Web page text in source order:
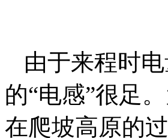
由于来程时
的“电感”很足
在爬坡高原的